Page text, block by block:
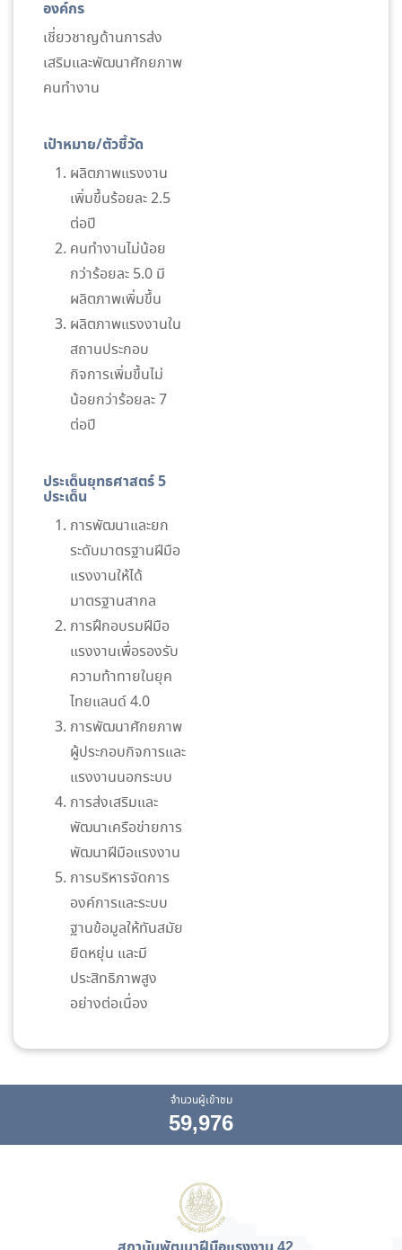
องค์กร
เชี่ยวชาญด้านการส่ง
เสริมและพัฒนาศักยภาพ
คนทำงาน
เป้าหมาย/ตัวชี้วัด
ผลิตภาพแรงงาน
เพิ่มขึ้นร้อยละ 2.5
ต่อปี
คนทำงานไม่น้อย
กว่าร้อยละ 5.0 มี
ผลิตภาพเพิ่มขึ้น
ผลิตภาพแรงงานใน
สถานประกอบ
กิจการเพิ่มขึ้นไม่
น้อยกว่าร้อยละ 7
ต่อปี
ประเด็นยุทธศาสตร์ 5
ประเด็น
การพัฒนาและยก
ระดับมาตรฐานฝีมือ
แรงงานให้ได้
มาตรฐานสากล
การฝึกอบรมฝีมือ
แรงงานเพื่อรองรับ
ความท้าทายในยุค
ไทยแลนด์ 4.0
การพัฒนาศักยภาพ
ผู้ประกอบกิจการและ
แรงงานนอกระบบ
การส่งเสริมและ
พัฒนาเครือข่ายการ
พัฒนาฝีมือแรงงาน
การบริหารจัดการ
องค์การและระบบ
ฐานข้อมูลให้ทันสมัย
ยืดหยุ่น และมี
ประสิทธิภาพสูง
อย่างต่อเนื่อง
จำนวนผู้เข้าชม
59,976